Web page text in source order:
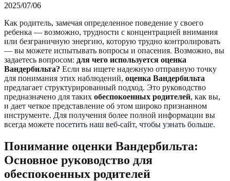
2025/07/06
Как родитель, замечая определенное поведение у своего
ребенка — возможно, трудности с концентрацией внимания
или безграничную энергию, которую трудно контролировать
— вы можете испытывать вопросы и опасения. Возможно, вы
задаетесь вопросом: для чего используется оценка
Вандербильта? Если вы ищете надежную отправную точку
для понимания этих наблюдений, оценка Вандербильта
предлагает структурированный подход. Это руководство
предназначено для таких обеспокоенных родителей, как вы,
и дает четкое представление об этом широко признанном
инструменте. Для получения более полной информации вы
всегда можете посетить наш веб-сайт, чтобы узнать больше.
Понимание оценки Вандербильта:
Основное руководство для
обеспокоенных родителей